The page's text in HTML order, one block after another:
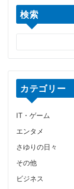
検索
カテゴリー
IT・ゲーム
エンタメ
さゆりの日々
その他
ビジネス